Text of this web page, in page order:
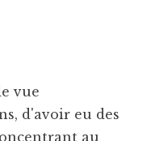
vue
d'avoir eu des
au